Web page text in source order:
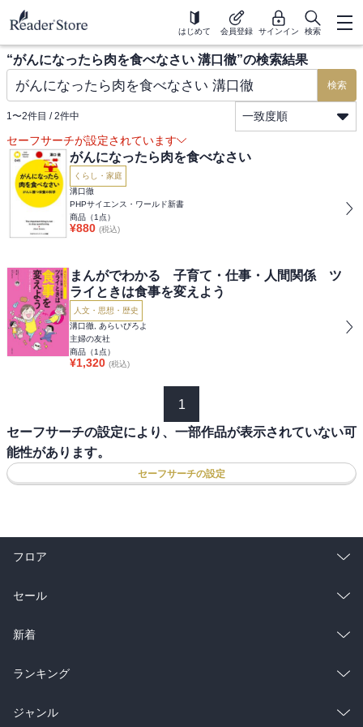
はじめて 会員登録 サインイン 検索
“がんになったら肉を食べなさい 溝口徹”の検索結果
検索
1〜2件目 / 2件中
一致度順
セーフサーチが設定されています
がんになったら肉を食べなさい
くらし・家庭
溝口徹
PHPサイエンス・ワールド新書
商品（1 点）
¥880 (税込)
まんがでわかる 子育て・仕事・人間関係 ツ
ライときは食事を変えよう
人文・思想・歴史
溝口徹, あらいぴろよ
主婦の友社
商品（1 点）
¥1,320 (税込)
1
セーフサーチの設定により、一部作品が表示されていない可
能性があります。
セーフサーチの設定
フロア
総合
ラノベ
雑誌・グラビア
BL・TL
セール
総合
ラノベ
雑誌・グラビア
新着
総合
ラノベ
ランキング
総合
ジャンル